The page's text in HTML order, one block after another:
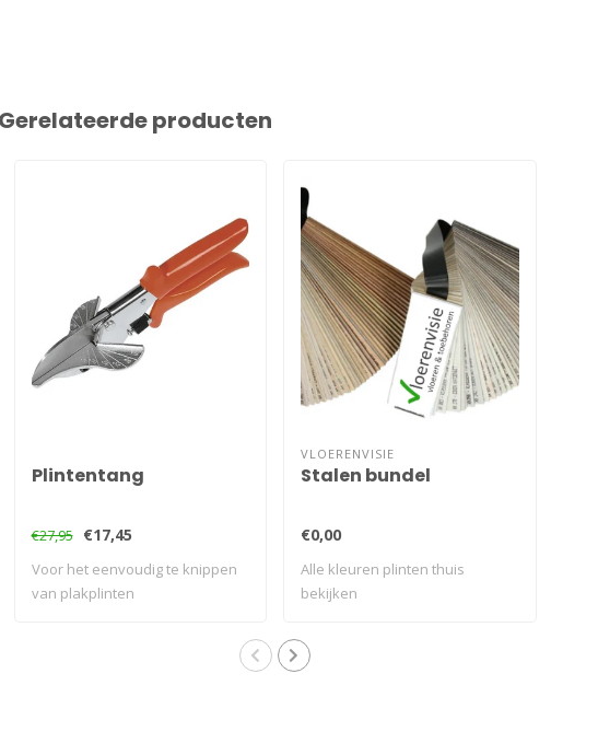
Gerelateerde producten
Plintentang
€27,95 €17,45
Voor het eenvoudig te knippen
van plakplinten
VLOERENVISIE
Stalen bundel
€0,00
Alle kleuren plinten thuis
bekijken